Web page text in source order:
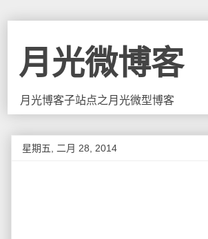
月光微博客
月光博客子站点之月光微型博客
星期五, 二月 28, 2014